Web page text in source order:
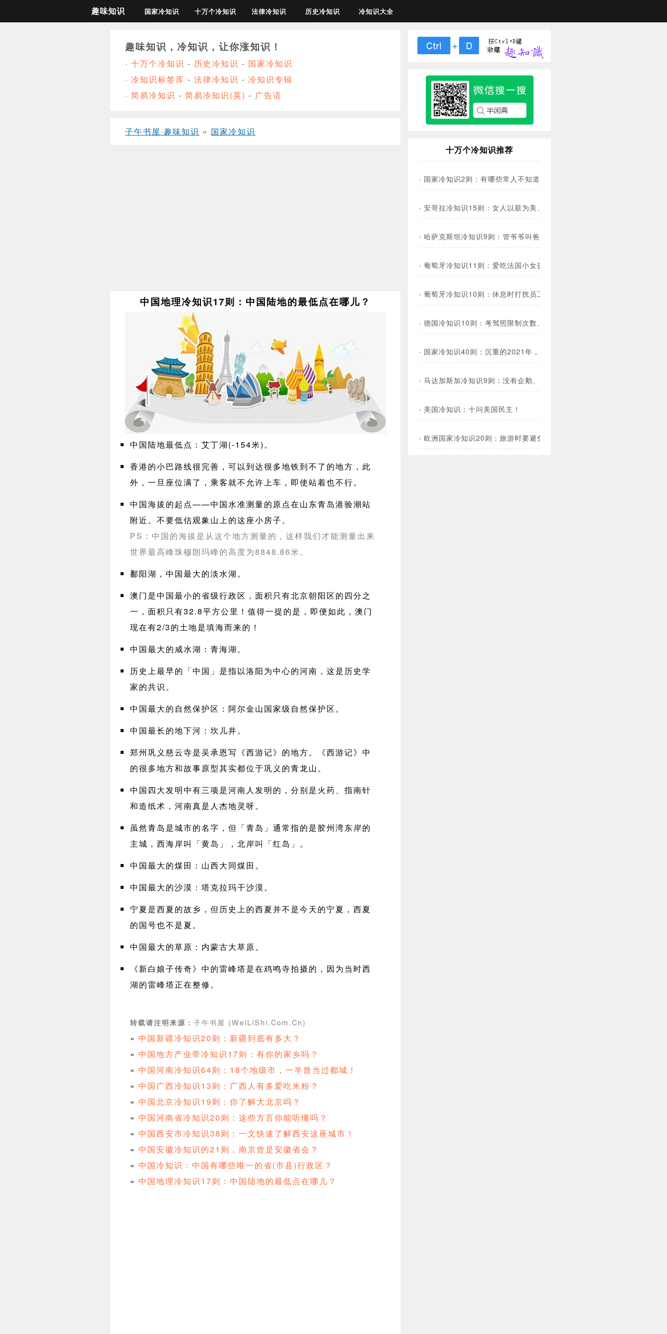
趣味知识 国家冷知识 十万个冷知识 法律冷知识 历史冷知识 冷知识大全
趣味知识，冷知识，让你涨知识！
· 十万个冷知识 - 历史冷知识 - 国家冷知识
· 冷知识标签库 - 法律冷知识 - 冷知识专辑
· 简易冷知识 - 简易冷知识(英) - 广告语
子午书屋·趣味知识 » 国家冷知识
中国地理冷知识17则：中国陆地的最低点在哪儿？
中国陆地最低点：艾丁湖(-154米)。
香港的小巴路线很完善，可以到达很多地铁到不了的地方，此
外，一旦座位满了，乘客就不允许上车，即使站着也不行。
中国海拔的起点——中国水准测量的原点在山东青岛港验潮站
附近。不要低估观象山上的这座小房子。
PS：中国的海拔是从这个地方测量的，这样我们才能测量出来
世界最高峰珠穆朗玛峰的高度为8848.86米。
鄱阳湖，中国最大的淡水湖。
澳门是中国最小的省级行政区，面积只有北京朝阳区的四分之
一，面积只有32.8平方公里！值得一提的是，即便如此，澳门
现在有2/3的土地是填海而来的！
中国最大的咸水湖：青海湖。
历史上最早的「中国」是指以洛阳为中心的河南，这是历史学
家的共识。
中国最大的自然保护区：阿尔金山国家级自然保护区。
中国最长的地下河：坎儿井。
郑州巩义慈云寺是吴承恩写《西游记》的地方。《西游记》中
的很多地方和故事原型其实都位于巩义的青龙山。
中国四大发明中有三项是河南人发明的，分别是火药、指南针
和造纸术，河南真是人杰地灵呀。
虽然青岛是城市的名字，但「青岛」通常指的是胶州湾东岸的
主城，西海岸叫「黄岛」，北岸叫「红岛」。
中国最大的煤田：山西大同煤田。
中国最大的沙漠：塔克拉玛干沙漠。
宁夏是西夏的故乡，但历史上的西夏并不是今天的宁夏，西夏
的国号也不是夏。
中国最大的草原：内蒙古大草原。
《新白娘子传奇》中的雷峰塔是在鸡鸣寺拍摄的，因为当时西
湖的雷峰塔正在整修。
转载请注明来源： 子午书屋 (WeiLiShi.Com.Cn)
» 中国新疆冷知识20则：新疆到底有多大？
» 中国地方产业带冷知识17则：有你的家乡吗？
» 中国河南冷知识64则：18个地级市，一半曾当过都城！
» 中国广西冷知识13则：广西人有多爱吃米粉？
» 中国北京冷知识19则：你了解大北京吗？
» 中国河南省冷知识20则：这些方言你能听懂吗？
» 中国西安市冷知识38则：一文快速了解西安这座城市！
» 中国安徽冷知识的21则，南京曾是安徽省会？
» 中国冷知识：中国有哪些唯一的省(市县)行政区？
» 中国地理冷知识17则：中国陆地的最低点在哪儿？
十万个冷知识推荐
· 国家冷知识2则：有哪些常人不知道的常识？
· 安哥拉冷知识15则：女人以脏为美、树皮堪称生蚝届的五菱宏光…
· 哈萨克斯坦冷知识9则：管爷爷叫爸爸、没有海岸却有海军…
· 葡萄牙冷知识11则：爱吃法国小女孩…
· 葡萄牙冷知识10则：休息时打扰员工违法！
· 德国冷知识10则：考驾照限制次数、混合教堂…
· 国家冷知识40则：沉重的2021年，也能看到一些阳光！
· 马达加斯加冷知识9则：没有企鹅、翻尸节、恐怖监狱…
· 美国冷知识：十问美国民主！
· 欧洲国家冷知识20则：旅游时要避免的陷阱和错误！